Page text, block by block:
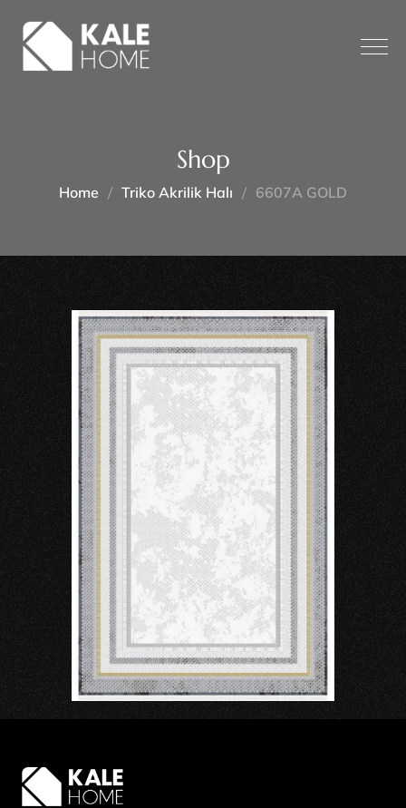
Shop
Home Triko Akrilik Halı 6607A GOLD